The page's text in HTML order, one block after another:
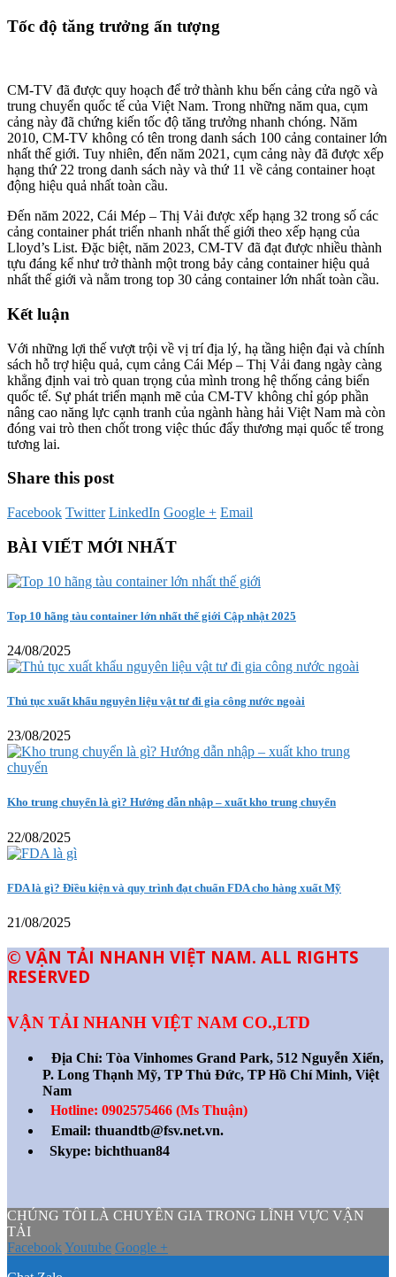
Tốc độ tăng trưởng ấn tượng
CM-TV đã được quy hoạch để trở thành khu bến cảng cửa ngõ và
trung chuyển quốc tế của Việt Nam. Trong những năm qua, cụm
cảng này đã chứng kiến tốc độ tăng trưởng nhanh chóng. Năm
2010, CM-TV không có tên trong danh sách 100 cảng container lớn
nhất thế giới. Tuy nhiên, đến năm 2021, cụm cảng này đã được xếp
hạng thứ 22 trong danh sách này và thứ 11 về cảng container hoạt
động hiệu quả nhất toàn cầu.
Đến năm 2022, Cái Mép – Thị Vải được xếp hạng 32 trong số các
cảng container phát triển nhanh nhất thế giới theo xếp hạng của
Lloyd’s List. Đặc biệt, năm 2023, CM-TV đã đạt được nhiều thành
tựu đáng kể như trở thành một trong bảy cảng container hiệu quả
nhất thế giới và nằm trong top 30 cảng container lớn nhất toàn cầu.
Kết luận
Với những lợi thế vượt trội về vị trí địa lý, hạ tầng hiện đại và chính
sách hỗ trợ hiệu quả, cụm cảng Cái Mép – Thị Vải đang ngày càng
khẳng định vai trò quan trọng của mình trong hệ thống cảng biển
quốc tế. Sự phát triển mạnh mẽ của CM-TV không chỉ góp phần
nâng cao năng lực cạnh tranh của ngành hàng hải Việt Nam mà còn
đóng vai trò then chốt trong việc thúc đẩy thương mại quốc tế trong
tương lai.
Share this post
Facebook Twitter LinkedIn Google + Email
BÀI VIẾT MỚI NHẤT
Top 10 hãng tàu container lớn nhất thế giới Cập nhật 2025
24/08/2025
Thủ tục xuất khẩu nguyên liệu vật tư đi gia công nước ngoài
23/08/2025
Kho trung chuyển là gì? Hướng dẫn nhập – xuất kho trung chuyển
22/08/2025
FDA là gì? Điều kiện và quy trình đạt chuẩn FDA cho hàng xuất Mỹ
21/08/2025
© VẬN TẢI NHANH VIỆT NAM. ALL RIGHTS
RESERVED
VẬN TẢI NHANH VIỆT NAM CO.,LTD
Địa Chỉ: Tòa Vinhomes Grand Park, 512 Nguyễn Xiển,
P. Long Thạnh Mỹ, TP Thủ Đức, TP Hồ Chí Minh, Việt
Nam
Hotline: 0902575466 (Ms Thuận)
Email: thuandtb@fsv.net.vn.
Skype: bichthuan84
CHÚNG TÔI LÀ CHUYÊN GIA TRONG LĨNH VỰC VẬN
TẢI
Facebook Youtube Google +